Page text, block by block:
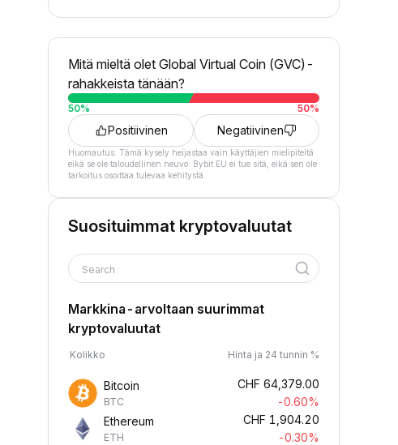
Mitä mieltä olet Global Virtual Coin (GVC)-
rahakkeista tänään?
50% 50%
Positiivinen Negatiivinen
Huomautus: Tämä kysely heijastaa vain käyttäjien mielipiteitä
eikä se ole taloudellinen neuvo. Bybit EU ei tue sitä, eikä sen ole
tarkoitus osoittaa tulevaa kehitystä.
Suosituimmat kryptovaluutat
Search
Markkina-arvoltaan suurimmat
kryptovaluutat
Kolikko Hinta ja 24 tunnin %
Bitcoin
BTC
CHF 64,379.00
-0.60%
Ethereum
ETH
CHF 1,904.20
-0.30%